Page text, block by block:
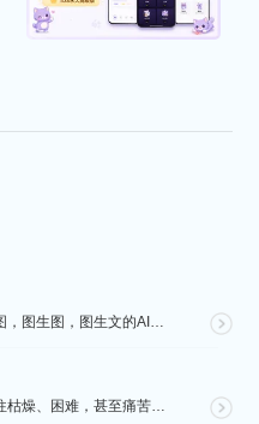
梦幻工坊，是一款支持文生图，图生图，图生文的AI绘图工具，不需要魔法就可以使用各种 AI 工具，也不...
强迫自己养成某种习惯，往往枯燥、困难，甚至痛苦。而喝水种花旨在通过种花这种游戏的方式，让您在养成喝水...